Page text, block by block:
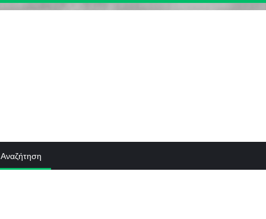
Αναζήτηση